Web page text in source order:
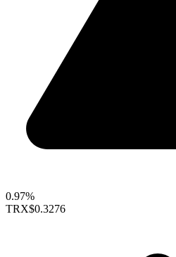
0.97%
TRX$0.3276